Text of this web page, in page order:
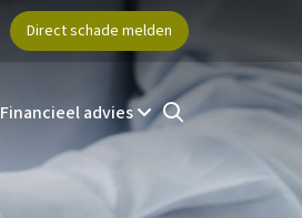
Direct schade melden
Financieel advies